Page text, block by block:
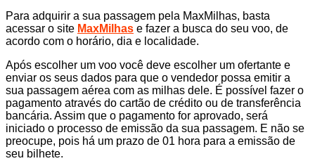
Para adquirir a sua passagem pela MaxMilhas, basta
acessar o site MaxMilhas e fazer a busca do seu voo, de
acordo com o horário, dia e localidade.
Após escolher um voo você deve escolher um ofertante e
enviar os seus dados para que o vendedor possa emitir a
sua passagem aérea com as milhas dele. É possível fazer o
pagamento através do cartão de crédito ou de transferência
bancária. Assim que o pagamento for aprovado, será
iniciado o processo de emissão da sua passagem. E não se
preocupe, pois há um prazo de 01 hora para a emissão de
seu bilhete.